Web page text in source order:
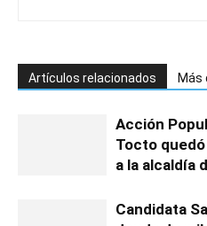
Artículos relacionados Más
Acción
Tocto
a la alcaldía
Candidata